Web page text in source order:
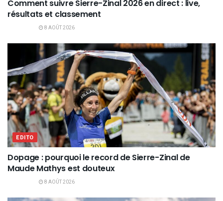
Comment suivre Sierre-Zinal 2026 en direct : live,
résultats et classement
8 AOÛT 2026
EDITO
Dopage : pourquoi le record de Sierre-Zinal de
Maude Mathys est douteux
8 AOÛT 2026